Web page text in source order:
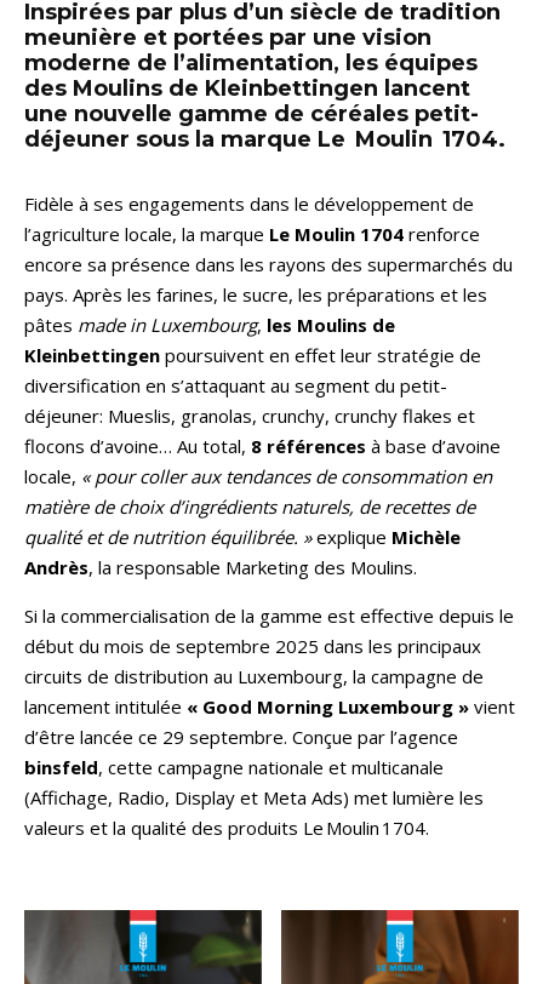
Inspirées par plus d’un siècle de tradition
meunière et portées par une vision
moderne de l’alimentation, les équipes
des Moulins de Kleinbettingen lancent
une nouvelle gamme de céréales petit-
déjeuner sous la marque Le Moulin 1704.
Fidèle à ses engagements dans le développement de
l’agriculture locale, la marque Le Moulin 1704 renforce
encore sa présence dans les rayons des supermarchés du
pays. Après les farines, le sucre, les préparations et les
pâtes made in Luxembourg, les Moulins de
Kleinbettingen poursuivent en effet leur stratégie de
diversification en s’attaquant au segment du petit-
déjeuner: Mueslis, granolas, crunchy, crunchy flakes et
flocons d’avoine… Au total, 8 références à base d’avoine
locale, « pour coller aux tendances de consommation en
matière de choix d’ingrédients naturels, de recettes de
qualité et de nutrition équilibrée. »explique Michèle
Andrès, la responsable Marketing des Moulins.
Si la commercialisation de la gamme est effective depuis le
début du mois de septembre 2025 dans les principaux
circuits de distribution au Luxembourg, la campagne de
lancement intitulée « Good Morning Luxembourg » vient
d’être lancée ce 29 septembre. Conçue par l’agence
binsfeld, cette campagne nationale et multicanale
(Affichage, Radio, Display et Meta Ads) met lumière les
valeurs et la qualité des produits Le Moulin 1704.